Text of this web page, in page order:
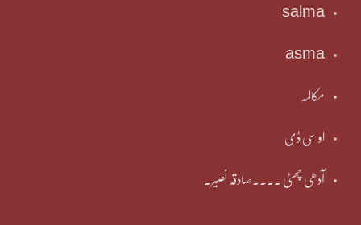
salma
asma
مکالمہ
او سی ڈی
آدھی چھٹی ۔۔۔۔صادقہ نصیر۔